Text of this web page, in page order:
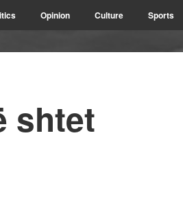
Opinion Culture Sports
shtet